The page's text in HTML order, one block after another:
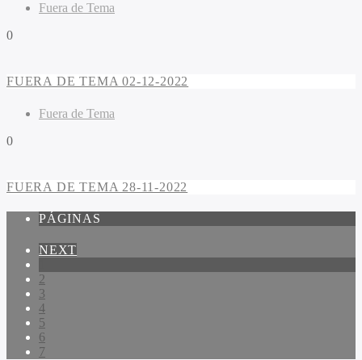
Fuera de Tema
0
FUERA DE TEMA 02-12-2022
Fuera de Tema
0
FUERA DE TEMA 28-11-2022
PÁGINAS
NEXT
2
3
4
5
6
7